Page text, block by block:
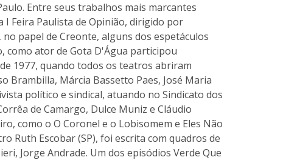
Entre seus trabalhos mais marcantes
I Feira Paulista de Opinião, dirigido por
papel de Creonte, alguns dos espetáculos
como ator de Gota D'Água participou
1977, quando todos os teatros abriram
Brambilla, Márcia Bassetto Paes, José Maria
político e sindical, atuando no Sindicato dos
de Camargo, Dulce Muniz e Cláudio
como o O Coronel e o Lobisomem e Eles Não
Ruth Escobar (SP), foi escrita com quadros de
Jorge Andrade. Um dos episódios Verde Que